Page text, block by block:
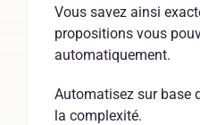
Vous savez ainsi
propositions vous
automatiquement.
Automatisez sur base
la complexité.